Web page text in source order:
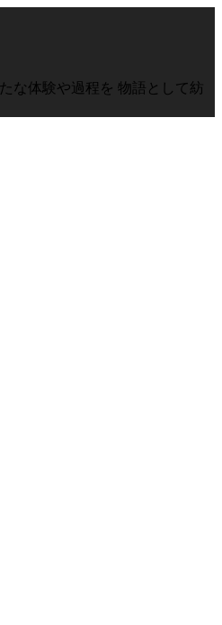
な体験や過程を 物語として紡